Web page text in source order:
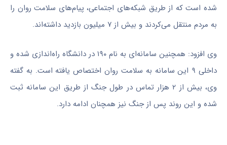
شده است که از طریق شبکه‌های اجتماعی، پیام‌های سلامت روان را
به مردم منتقل می‌کردند و بیش از ۷ میلیون بازدید داشته‌اند.
وی افزود: همچنین سامانه‌ای به نام ۱۹۰ در دانشگاه راه‌اندازی شده و
داخلی ۹ این سامانه به سلامت روان اختصاص یافته است. به گفته
وی، بیش از ۲ هزار تماس در طول جنگ از طریق این سامانه ثبت
شده و این روند پس از جنگ نیز همچنان ادامه دارد.